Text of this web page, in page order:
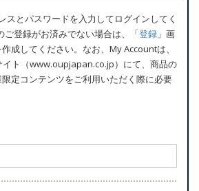
スとパスワードを入力してログインしてく
ご登録がお済みでない場合は、「登録 」画
成してください。なお、My Accountは、
イト（www.oupjapan.co.jp）にて、商品の
定コンテンツをご利用いただく際に必要